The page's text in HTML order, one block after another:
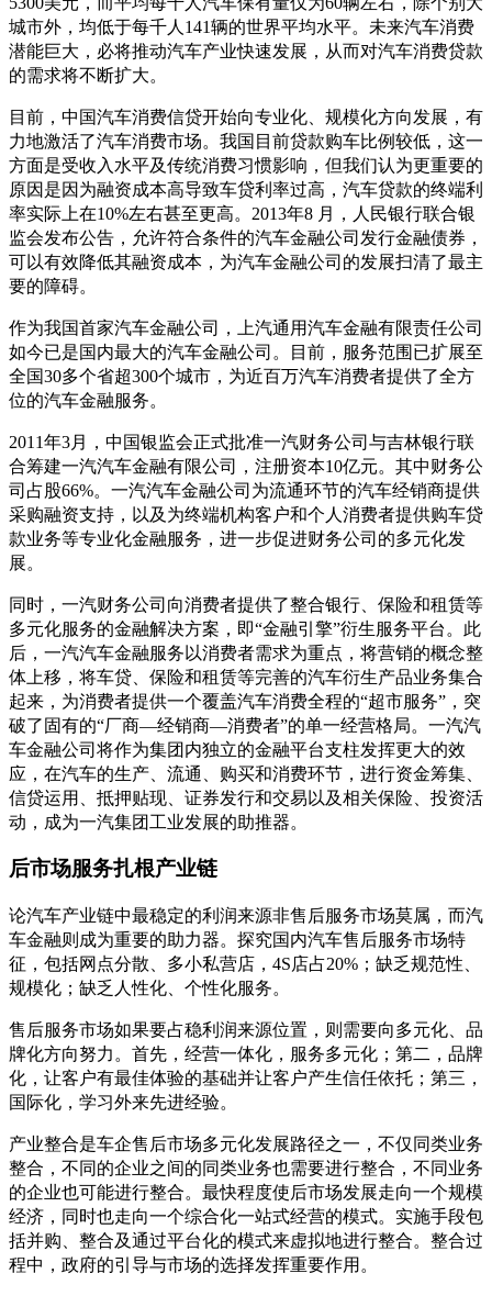
城市外，均低于每千人141辆的世界平均水平。未来汽车消费
潜能巨大，必将推动汽车产业快速发展，从而对汽车消费贷款
的需求将不断扩大。
目前，中国汽车消费信贷开始向专业化、规模化方向发展，有
力地激活了汽车消费市场。我国目前贷款购车比例较低，这一
方面是受收入水平及传统消费习惯影响，但我们认为更重要的
原因是因为融资成本高导致车贷利率过高，汽车贷款的终端利
率实际上在10%左右甚至更高。2013年8 月，人民银行联合银
监会发布公告，允许符合条件的汽车金融公司发行金融债券，
可以有效降低其融资成本，为汽车金融公司的发展扫清了最主
要的障碍。
作为我国首家汽车金融公司，上汽通用汽车金融有限责任公司
如今已是国内最大的汽车金融公司。目前，服务范围已扩展至
全国30多个省超300个城市，为近百万汽车消费者提供了全方
位的汽车金融服务。
2011年3月，中国银监会正式批准一汽财务公司与吉林银行联
合筹建一汽汽车金融有限公司，注册资本10亿元。其中财务公
司占股66%。一汽汽车金融公司为流通环节的汽车经销商提供
采购融资支持，以及为终端机构客户和个人消费者提供购车贷
款业务等专业化金融服务，进一步促进财务公司的多元化发
展。
同时，一汽财务公司向消费者提供了整合银行、保险和租赁等
多元化服务的金融解决方案，即“金融引擎”衍生服务平台。此
后，一汽汽车金融服务以消费者需求为重点，将营销的概念整
体上移，将车贷、保险和租赁等完善的汽车衍生产品业务集合
起来，为消费者提供一个覆盖汽车消费全程的“超市服务”，突
破了固有的“厂商—经销商—消费者”的单一经营格局。一汽汽
车金融公司将作为集团内独立的金融平台支柱发挥更大的效
应，在汽车的生产、流通、购买和消费环节，进行资金筹集、
信贷运用、抵押贴现、证券发行和交易以及相关保险、投资活
动，成为一汽集团工业发展的助推器。
后市场服务扎根产业链
论汽车产业链中最稳定的利润来源非售后服务市场莫属，而汽
车金融则成为重要的助力器。探究国内汽车售后服务市场特
征，包括网点分散、多小私营店，4S店占20%；缺乏规范性、
规模化；缺乏人性化、个性化服务。
售后服务市场如果要占稳利润来源位置，则需要向多元化、品
牌化方向努力。首先，经营一体化，服务多元化；第二，品牌
化，让客户有最佳体验的基础并让客户产生信任依托；第三，
国际化，学习外来先进经验。
产业整合是车企售后市场多元化发展路径之一，不仅同类业务
整合，不同的企业之间的同类业务也需要进行整合，不同业务
的企业也可能进行整合。最快程度使后市场发展走向一个规模
经济，同时也走向一个综合化一站式经营的模式。实施手段包
括并购、整合及通过平台化的模式来虚拟地进行整合。整合过
程中，政府的引导与市场的选择发挥重要作用。